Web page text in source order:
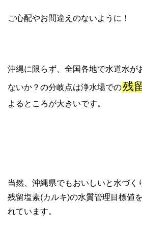
ご心配やお間違えのないように！
沖縄に限らず、全国各地で水道水が
ないか？の分岐点は浄水場での残
よるところが大きいです。
当然、沖縄県でもおいしいと水づく
残留塩素(カルキ)の水質管理目標値
れています。